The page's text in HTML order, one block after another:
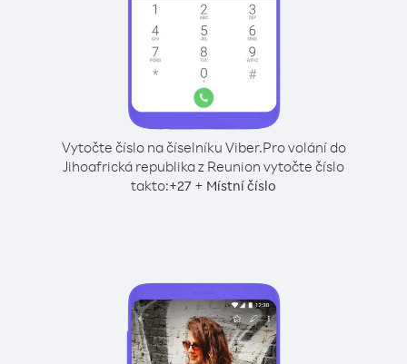
Vytočte číslo na číselníku Viber.Pro volání do
Jihoafrická republika z Reunion vytočte číslo
takto:+27 + Místní číslo